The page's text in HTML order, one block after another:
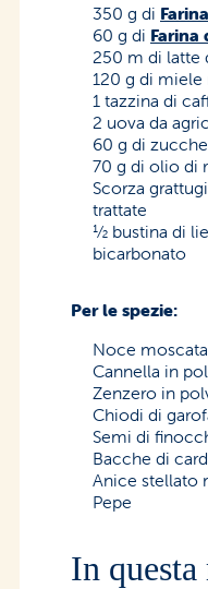
350 g di
60 g di Farina
250 m di latte
120 g di
1 tazzina di
2 uova da
60 g di
70 g di olio di
Scorza
trattate
½ bustina di
bicarbonato
Per le spezie:
Noce
Cannella in
Zenzero in
Chiodi di
Semi di
Bacche di
Anice stellato
Pepe
In questa